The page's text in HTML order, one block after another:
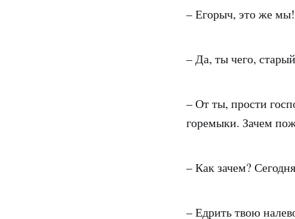
– Егорыч, это же мы!
– Да, ты чего,
– От ты, прости
горемыки. Зачем
– Как зачем?
– Едрить твою